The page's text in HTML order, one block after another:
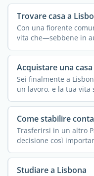
Trovare casa a
Con una fiorente
vita che—sebbene in
Acquistare una
Sei finalmente a
un lavoro, e la tua vita
...
Come stabilire
Trasferirsi in un altro
decisione così
Studiare a Lisbona